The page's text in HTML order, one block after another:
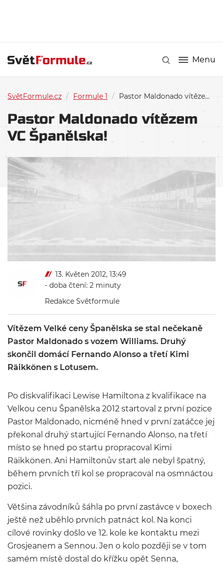
Menu
SvětFormule.cz / Formule 1 / Pastor Maldonado vítězem VC Španělska!
Pastor Maldonado vítězem
VC Španělska!
13. Květen 2012, 13:49
- doba čtení: 2 minuty
Redakce Světformule
Vítězem Velké ceny Španělska se stal nečekaně
Pastor Maldonado s vozem Williams. Druhý
skončil domácí Fernando Alonso a třetí Kimi
Räikkönen s Lotusem.
Po diskvalifikaci Lewise Hamiltona z kvalifikace na
Velkou cenu Španělska 2012 startoval z první pozice
Pastor Maldonado, nicméně hned v první zatáčce jej
překonal druhý startující Fernando Alonso, na třetí
místo se hned po startu propracoval Kimi
Räikkönen. Ani Hamiltonův start ale nebyl špatný,
během prvních tří kol se propracoval na osmnáctou
pozici.
Většina závodníků šáhla po první zastávce v boxech
ještě než uběhlo prvních patnáct kol. Na konci
cílové rovinky došlo ve 12. kole ke kontaktu mezi
Grosjeanem a Sennou. Jen o kolo později se v tom
samém místě dostal do křížku opět Senna,